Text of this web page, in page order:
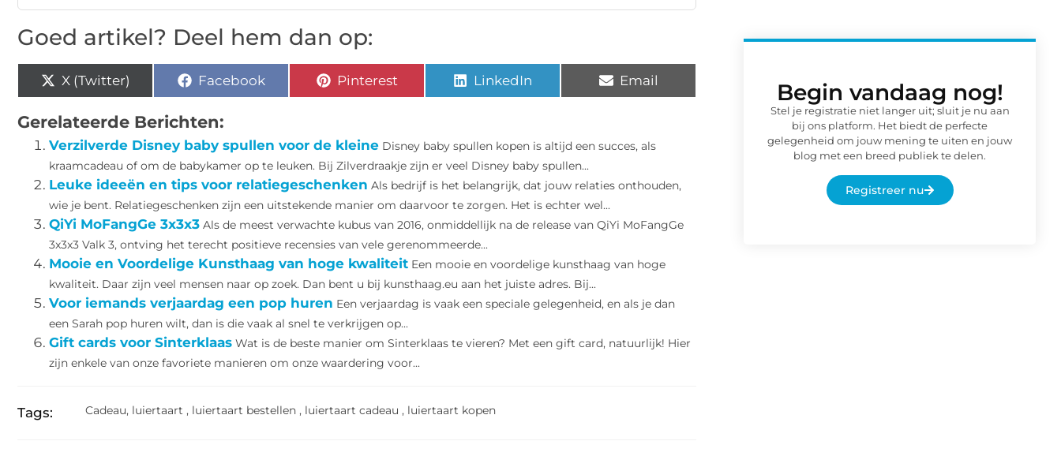
Goed artikel? Deel hem dan op:
X (Twitter) Facebook Pinterest LinkedIn Email
Gerelateerde Berichten:
Verzilverde Disney baby spullen voor de kleine Disney baby spullen kopen is altijd een succes, als
kraamcadeau of om de babykamer op te leuken. Bij Zilverdraakje zijn er veel Disney baby spullen...
Leuke ideeën en tips voor relatiegeschenken Als bedrijf is het belangrijk, dat jouw relaties onthouden,
wie je bent. Relatiegeschenken zijn een uitstekende manier om daarvoor te zorgen. Het is echter wel...
QiYi MoFangGe 3x3x3 Als de meest verwachte kubus van 2016, onmiddellijk na de release van QiYi MoFangGe
3x3x3 Valk 3, ontving het terecht positieve recensies van vele gerenommeerde...
Mooie en Voordelige Kunsthaag van hoge kwaliteit Een mooie en voordelige kunsthaag van hoge
kwaliteit. Daar zijn veel mensen naar op zoek. Dan bent u bij kunsthaag.eu aan het juiste adres. Bij...
Voor iemands verjaardag een pop huren Een verjaardag is vaak een speciale gelegenheid, en als je dan
een Sarah pop huren wilt, dan is die vaak al snel te verkrijgen op...
Gift cards voor Sinterklaas Wat is de beste manier om Sinterklaas te vieren? Met een gift card, natuurlijk! Hier
zijn enkele van onze favoriete manieren om onze waardering voor...
Tags: Cadeau, luiertaart , luiertaart bestellen , luiertaart cadeau , luiertaart kopen
Begin vandaag nog!
Stel je registratie niet langer uit; sluit je nu aan
bij ons platform. Het biedt de perfecte
gelegenheid om jouw mening te uiten en jouw
blog met een breed publiek te delen.
Registreer nu